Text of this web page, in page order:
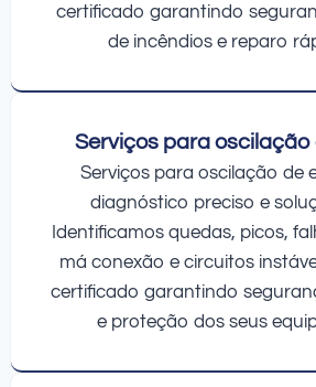
certificado garantindo
de incêndios e reparo
Serviços para oscilação
Serviços para oscilação de
diagnóstico preciso e
Identificamos quedas, picos,
má conexão e circuitos
certificado garantindo
e proteção dos seus